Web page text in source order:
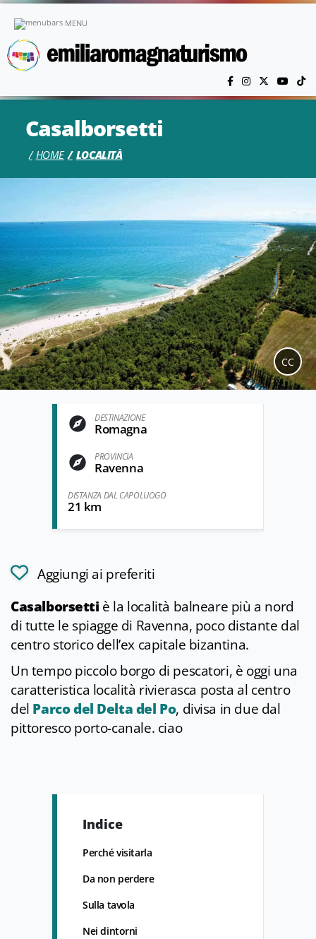
MENU
Casalborsetti
HOME LOCALITÀ
CC
DESTINAZIONE
Romagna
PROVINCIA
Ravenna
DISTANZA DAL CAPOLUOGO
21 km
Aggiungi ai preferiti
Casalborsetti è la località balneare più a nord
di tutte le spiagge di Ravenna, poco distante dal
centro storico dell’ex capitale bizantina.
Un tempo piccolo borgo di pescatori, è oggi una
caratteristica località rivierasca posta al centro
del Parco del Delta del Po, divisa in due dal
pittoresco porto-canale. ciao
Indice
Perché visitarla
Da non perdere
Sulla tavola
Nei dintorni